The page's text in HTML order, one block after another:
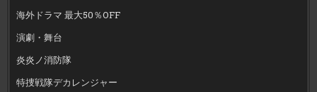
海外ドラマ 最大50％OFF
演劇・舞台
炎炎ノ消防隊
特捜戦隊デカレンジャー